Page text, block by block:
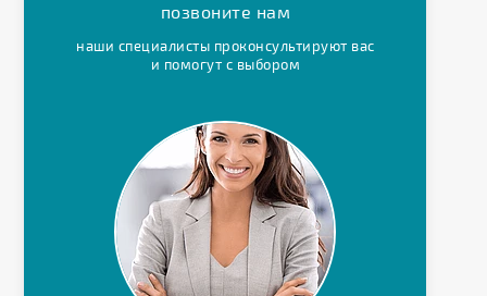
позвоните нам
наши специалисты проконсультируют вас
и помогут с выбором